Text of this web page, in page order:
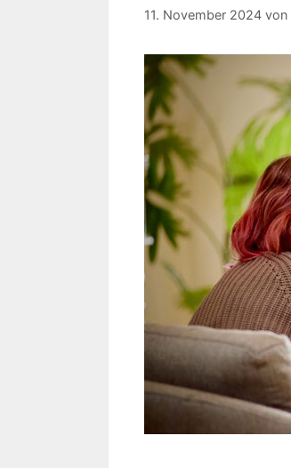
11. November 2024 von